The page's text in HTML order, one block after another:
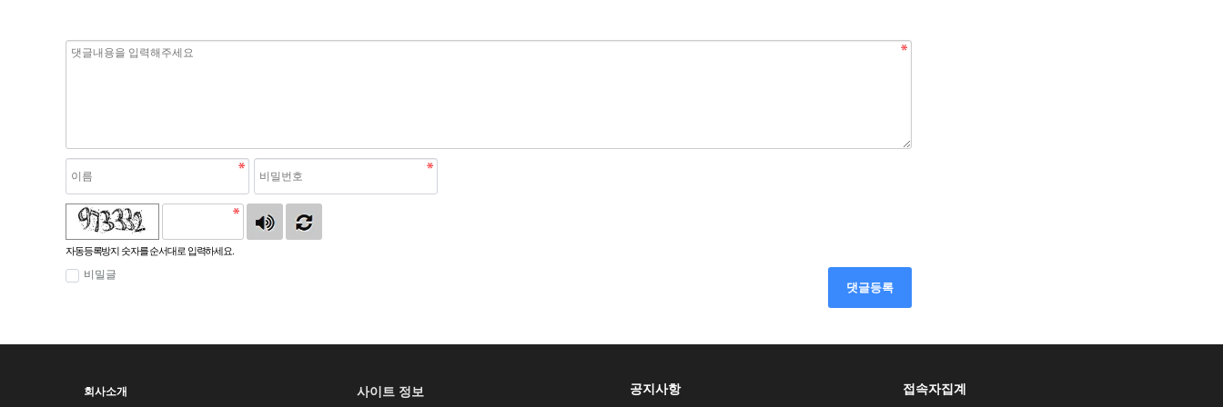
자동등록방지 숫자를 순서대로 입력하세요.
비밀글
댓글등록
회사소개 사이트 정보 공지사항 접속자집계